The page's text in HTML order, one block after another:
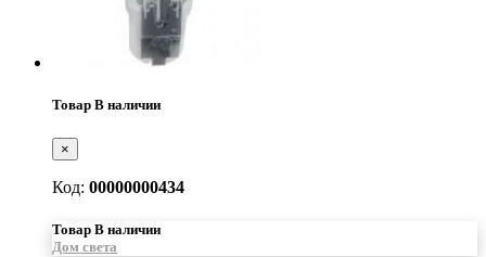
Товар В наличии
×
Код: 00000000434
Товар В наличии
Дом света